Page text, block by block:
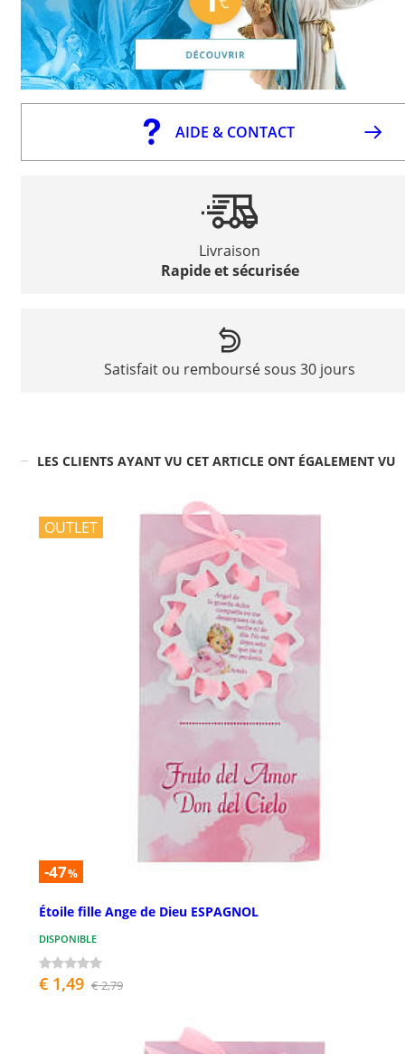
AIDE & CONTACT
Livraison
Rapide et sécurisée
Satisfait ou remboursé sous 30 jours
LES CLIENTS AYANT VU CET ARTICLE ONT ÉGALEMENT VU
OUTLET
-47%
Étoile fille Ange de Dieu ESPAGNOL
DISPONIBLE
€ 1,49 € 2,79